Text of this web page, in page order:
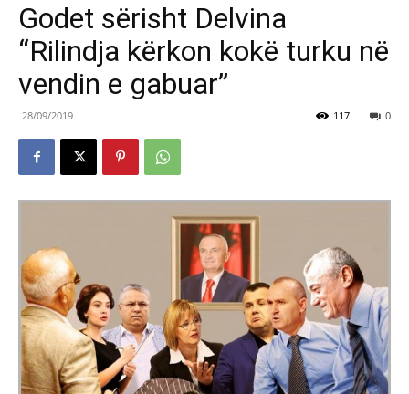
Godet sërisht Delvina
“Rilindja kërkon kokë turku në
vendin e gabuar”
28/09/2019 0
117